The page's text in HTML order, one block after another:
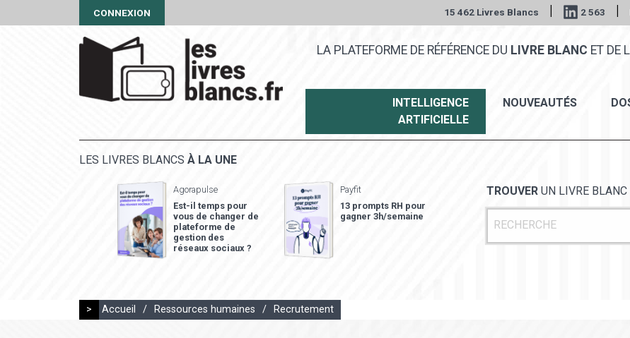
CONNEXION 15 462 Livres Blancs | 2 563 |
LA PLATEFORME DE RÉFÉRENCE DU LIVRE BLANC ET DE
INTELLIGENCE
ARTIFICIELLE
NOUVEAUTÉS
LES LIVRES BLANCS À LA UNE
Agorapulse
Est-il temps pour
vous de changer de
plateforme de
gestion des
réseaux sociaux ?
Payfit
13 prompts RH pour
gagner 3h/semaine
TROUVER UN LIVRE BLANC
> Accueil / Ressources humaines / Recrutement